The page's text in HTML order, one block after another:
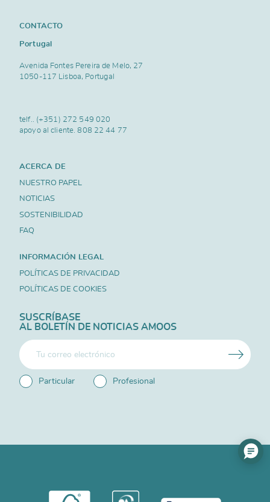
CONTACTO
Portugal
Avenida Fontes Pereira de Melo, 27
1050-117 Lisboa, Portugal
telf.. (+351) 272 549 020
apoyo al cliente.808 22 44 77
ACERCA DE
NUESTRO PAPEL
NOTICIAS
SOSTENIBILIDAD
FAQ
INFORMACIÓN LEGAL
POLÍTICAS DE PRIVACIDAD
POLÍTICAS DE COOKIES
SUSCRÍBASE
AL BOLETÍN DE NOTICIAS AMOOS
Particular Profesional